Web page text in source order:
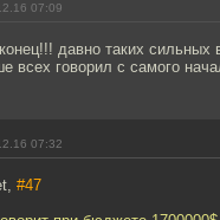
07:09
давно таких сильных
всех говорил с самого
07:32
#47